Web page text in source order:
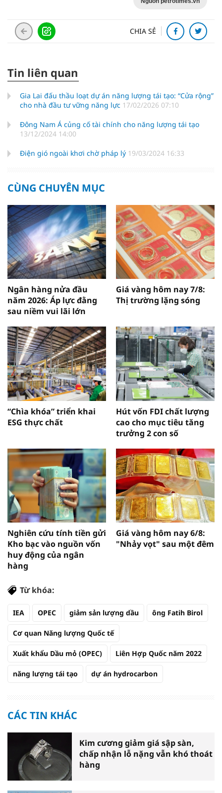
CHIA SẺ
Tin liên quan
Gia Lai đấu thầu loạt dự án năng lượng tái tạo: “Cửa rộng”
cho nhà đầu tư vững năng lực 17/02/2026 07:10
Đông Nam Á củng cố tài chính cho năng lượng tái tạo
13/12/2024 14:00
Điện gió ngoài khơi chờ pháp lý 19/03/2024 16:33
CÙNG CHUYÊN MỤC
Ngân hàng nửa đầu
năm 2026: Áp lực đằng
sau niềm vui lãi lớn
Giá vàng hôm nay 7/8:
Thị trường lặng sóng
“Chìa khóa” triển khai
ESG thực chất
Hút vốn FDI chất lượng
cao cho mục tiêu tăng
trưởng 2 con số
Nghiên cứu tính tiền gửi
Kho bạc vào nguồn vốn
huy động của ngân
hàng
Giá vàng hôm nay 6/8:
"Nhảy vọt" sau một đêm
Từ khóa:
IEA OPEC giảm sản lượng dầu ông Fatih Birol
Cơ quan Năng lượng Quốc tế
Xuất khẩu Dầu mỏ (OPEC) Liên Hợp Quốc năm 2022
năng lượng tái tạo dự án hydrocarbon
CÁC TIN KHÁC
Kim cương giảm giá sập sàn,
chấp nhận lỗ nặng vẫn khó thoát
hàng